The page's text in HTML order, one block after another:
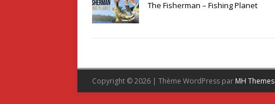
The Fisherman – Fishing Planet
Copyright © 2026 | Thème WordPress par MH Themes